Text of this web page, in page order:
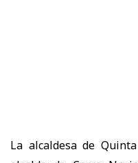
La alcaldesa de